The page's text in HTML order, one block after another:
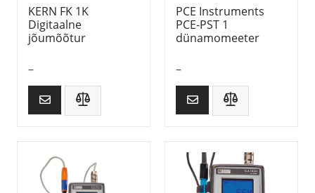
KERN FK 1K
Digitaalne
jõumõõtur
–
PCE Instruments
PCE-PST 1
dünamomeeter
–